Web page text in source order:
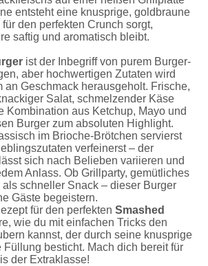
entsteht eine knusprige, goldbraune
den perfekten Crunch sorgt,
saftig und aromatisch bleibt.
ist der Inbegriff von purem Burger-
aber hochwertigen Zutaten wird
an Geschmack herausgeholt. Frische,
Salat, schmelzender Käse
Kombination aus Ketchup, Mayo und
Burger zum absoluten Highlight.
im Brioche-Brötchen servierst
verfeinerst – der
sich nach Belieben variieren und
Anlass. Ob Grillparty, gemütliches
schneller Snack – dieser Burger
Gäste begeistern.
für den perfekten Smashed
wie du mit einfachen Tricks den
kannst, der durch seine knusprige
Füllung besticht. Mach dich bereit für
der Extraklasse!